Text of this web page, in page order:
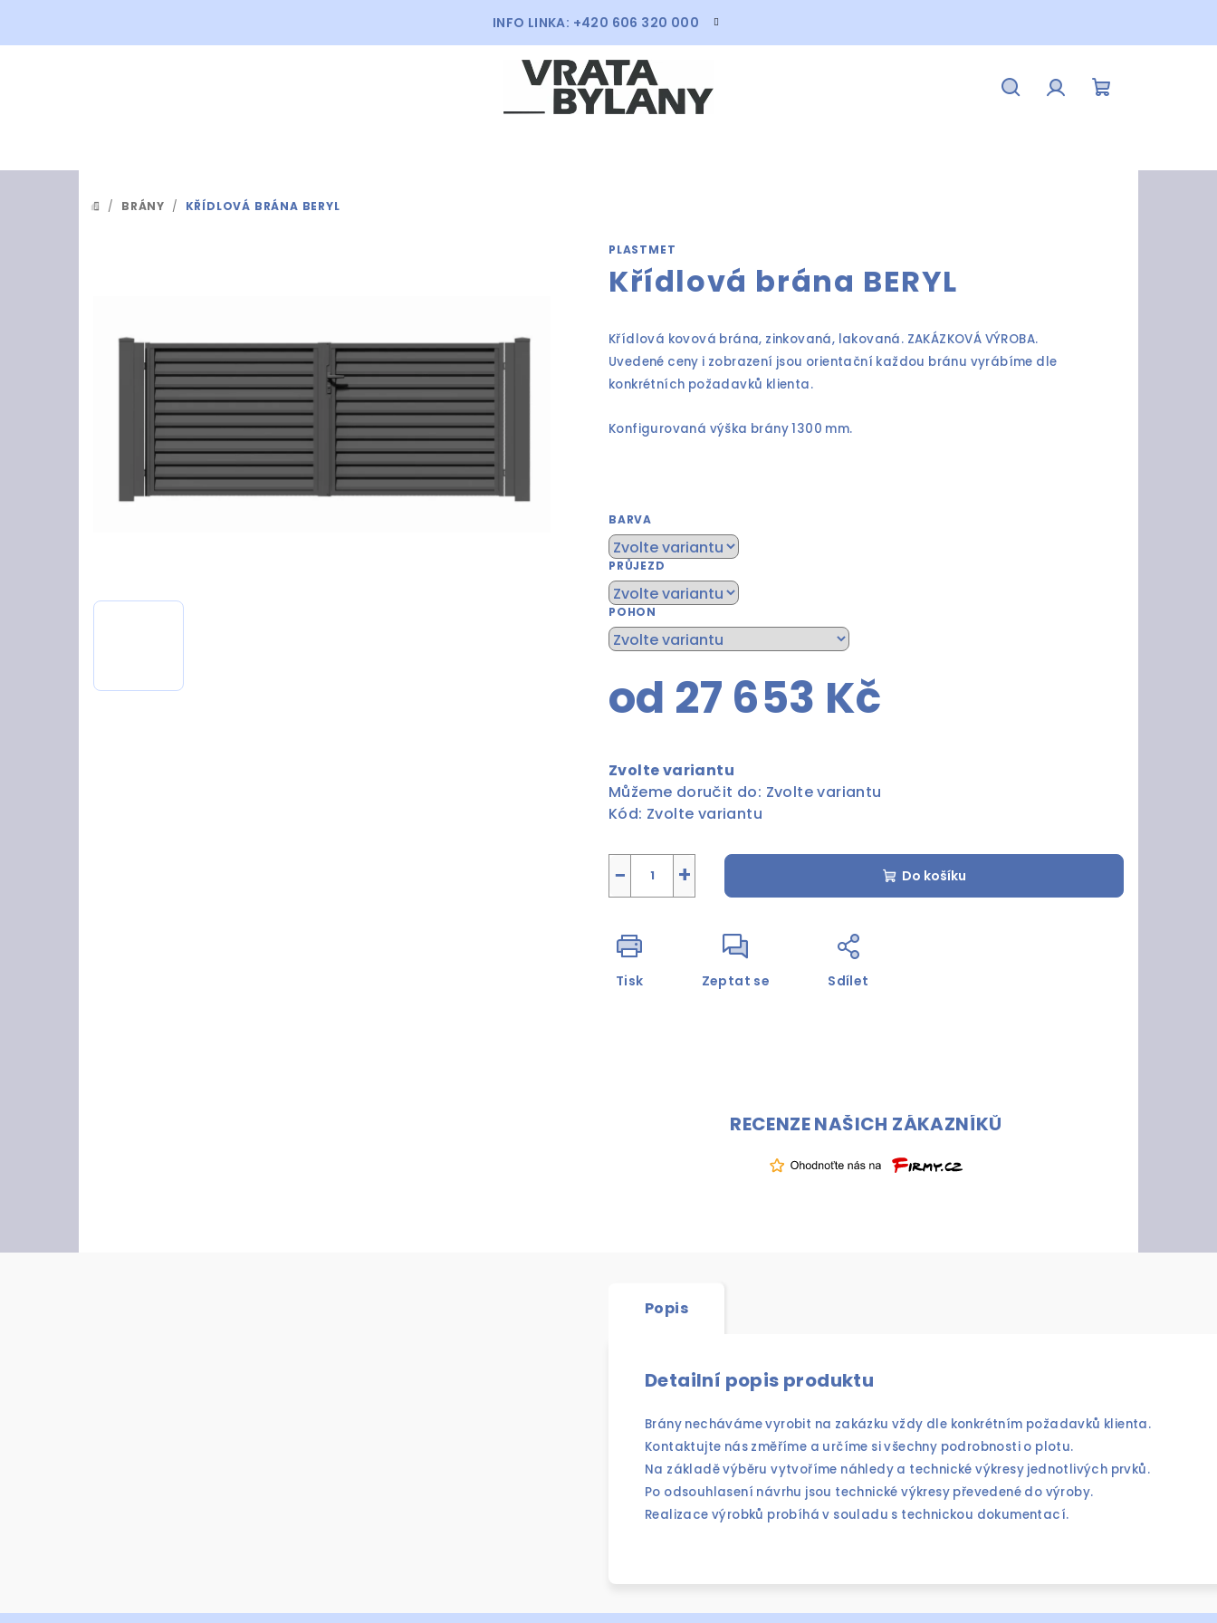
INFO LINKA: +420 606 320 000
košík
DOMŮ
/ BRÁNY / KŘÍDLOVÁ BRÁNA BERYL
PLASTMET
Křídlová brána BERYL
Křídlová kovová brána, zinkovaná, lakovaná. ZAKÁZKOVÁ VÝROBA.
Uvedené ceny i zobrazení jsou orientační každou bránu vyrábíme dle
konkrétních požadavků klienta.
Konfigurovaná výška brány 1300 mm.
BARVA
PRŮJEZD
POHON
od 27 653 Kč
cena:
Zvolte variantu
Můžeme doručit do: Zvolte variantu
Kód: Zvolte variantu
+
− Do košíku
Tisk Zeptat se Sdílet
RECENZE NAŠICH ZÁKAZNÍKŮ
Popis
Detailní popis produktu
Brány necháváme vyrobit na zakázku vždy dle konkrétním požadavků klienta.
Kontaktujte nás změříme a určíme si všechny podrobnosti o plotu.
Na základě výběru vytvoříme náhledy a technické výkresy jednotlivých prvků.
Po odsouhlasení návrhu jsou technické výkresy převedené do výroby.
Realizace výrobků probíhá v souladu s technickou dokumentací.